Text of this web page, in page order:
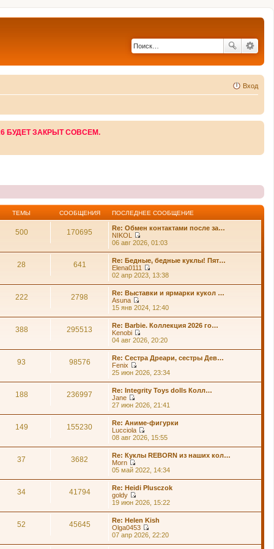
Вход
БУДЕТ ЗАКРЫТ СОВСЕМ.
ТЕМЫ СООБЩЕНИЯ ПОСЛЕДНЕЕ СООБЩЕНИЕ
500 170695
Re: Обмен контактами после за…
NIKOL
П
е
й
т
и
к
о
л
е
д
н
е
м
с
о
о
щ
и
ю
06 авг 2026, 01:03
28 641
Re: Бедные, бедные куклы! Пят…
Elena0111
П
е
т
и
к
о
л
е
д
н
е
м
с
о
о
б
щ
и
02 апр 2023, 13:38
222 2798
Re: Выставки и ярмарки кукол …
Asuna
П
е
й
т
и
к
о
е
д
н
е
м
у
с
о
о
щ
и
15 янв 2024, 12:40
388 295513
Re: Barbie. Коллекция 2026 го…
Kenobi
П
е
т
и
к
о
е
д
н
е
м
с
о
о
щ
и
ю
04 авг 2026, 20:20
93 98576
Re: Сестра Дреари, сестры Дев…
Fenix
П
е
т
и
к
п
о
е
д
н
е
м
с
о
о
б
щ
25 июн 2026, 23:34
188 236997
Re: Integrity Toys dolls Колл…
Jane
П
е
й
т
и
к
о
л
е
д
н
е
м
у
с
о
27 июн 2026, 21:41
149 155230
Re: Аниме-фигурки
Lucciola
П
е
е
т
и
к
о
л
е
д
н
е
08 авг 2026, 15:55
37 3682
Re: Куклы REBORN из наших кол…
Morn
П
е
т
и
к
п
о
05 май 2022, 14:34
34 41794
Re: Heidi Plusczok
goldy
П
е
й
т
и
19 июн 2026, 15:22
52 45645
Re: Helen Kish
Olga0453
П
е
07 апр 2026, 22:20